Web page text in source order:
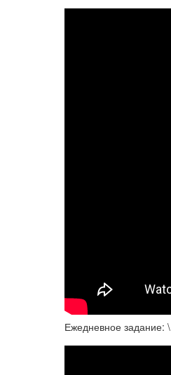
Ежедневное задание: \